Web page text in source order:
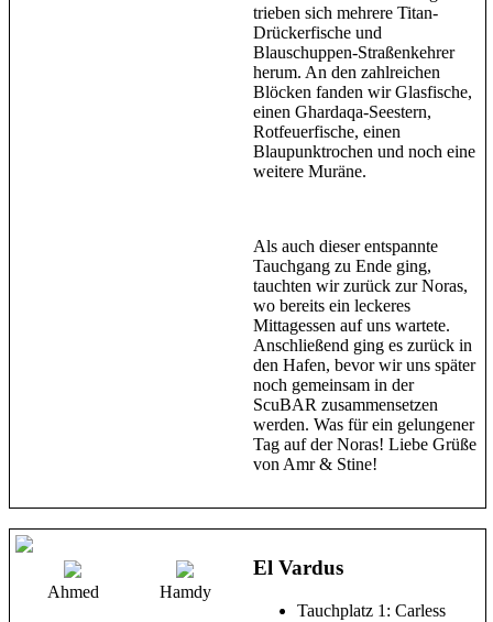
trieben sich mehrere Titan-
Drückerfische und
Blauschuppen-Straßenkehrer
herum. An den zahlreichen
Blöcken fanden wir Glasfische,
einen Ghardaqa-Seestern,
Rotfeuerfische, einen
Blaupunktrochen und noch eine
weitere Muräne.
Als auch dieser entspannte
Tauchgang zu Ende ging,
tauchten wir zurück zur Noras,
wo bereits ein leckeres
Mittagessen auf uns wartete.
Anschließend ging es zurück in
den Hafen, bevor wir uns später
noch gemeinsam in der
ScuBAR zusammensetzen
werden. Was für ein gelungener
Tag auf der Noras! Liebe Grüße
von Amr & Stine!
Ahmed Hamdy
El Vardus
Tauchplatz 1: Carless